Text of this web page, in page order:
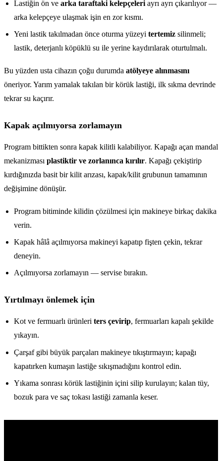
Lastiğin ön ve arka taraftaki kelepçeleri ayrı ayrı çıkarılıyor —
arka kelepçeye ulaşmak işin en zor kısmı.
Yeni lastik takılmadan önce oturma yüzeyi tertemiz silinmeli;
lastik, deterjanlı köpüklü su ile yerine kaydırılarak oturtulmalı.
Bu yüzden usta cihazın çoğu durumda atölyeye alınmasını
öneriyor. Yarım yamalak takılan bir körük lastiği, ilk sıkma devrinde
tekrar su kaçırır.
Kapak açılmıyorsa zorlamayın
Program bittikten sonra kapak kilitli kalabiliyor. Kapağı açan mandal
mekanizması plastiktir ve zorlanınca kırılır. Kapağı çekiştirip
kırdığınızda basit bir kilit arızası, kapak/kilit grubunun tamamının
değişimine dönüşür.
Program bitiminde kilidin çözülmesi için makineye birkaç dakika
verin.
Kapak hâlâ açılmıyorsa makineyi kapatıp fişten çekin, tekrar
deneyin.
Açılmıyorsa zorlamayın — servise bırakın.
Yırtılmayı önlemek için
Kot ve fermuarlı ürünleri ters çevirip, fermuarları kapalı şekilde
yıkayın.
Çarşaf gibi büyük parçaları makineye tıkıştırmayın; kapağı
kapatırken kumaşın lastiğe sıkışmadığını kontrol edin.
Yıkama sonrası körük lastiğinin içini silip kurulayın; kalan tüy,
bozuk para ve saç tokası lastiği zamanla keser.